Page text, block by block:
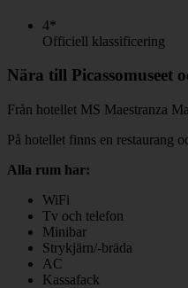
4*
Officiell klassificering
Nära till Picassomuseet
Från hotellet MS Maestranza
På hotellet finns en restaurang
Alla rum har:
WiFi
Tv och telefon
Minibar
Strykjärn/-bräda
AC
Kassafack